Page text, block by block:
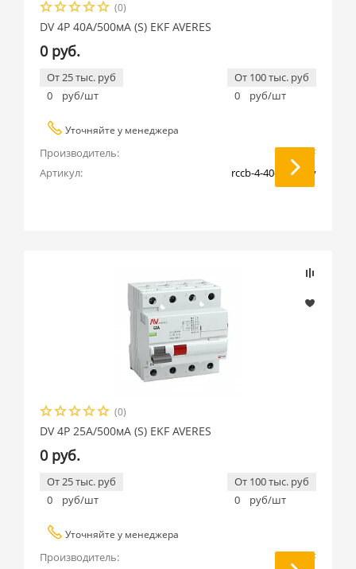
(0)
DV 4P 40А/500мА (S) EKF AVERES
0 руб.
От 25 тыс. руб
0
руб/шт
От 100 тыс. руб
0
руб/шт
Уточняйте у менеджера
Производитель:
EKF
Артикул:
rccb-4-40-500-s-av
(0)
DV 4P 25А/500мА (S) EKF AVERES
0 руб.
От 25 тыс. руб
0
руб/шт
От 100 тыс. руб
0
руб/шт
Уточняйте у менеджера
Производитель:
EKF